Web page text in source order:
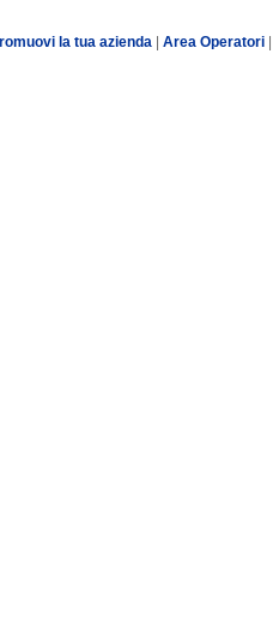
la tua azienda Area Operatori